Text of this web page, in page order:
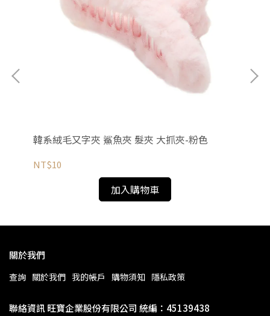
韓系絨毛又字夾 鯊魚夾 髮夾 大抓夾-粉色
NT$10
加入購物車
關於我們
查詢 關於我們 我的帳戶 購物須知 隱私政策
聯絡資訊 旺寶企業股份有限公司 統編：45139438